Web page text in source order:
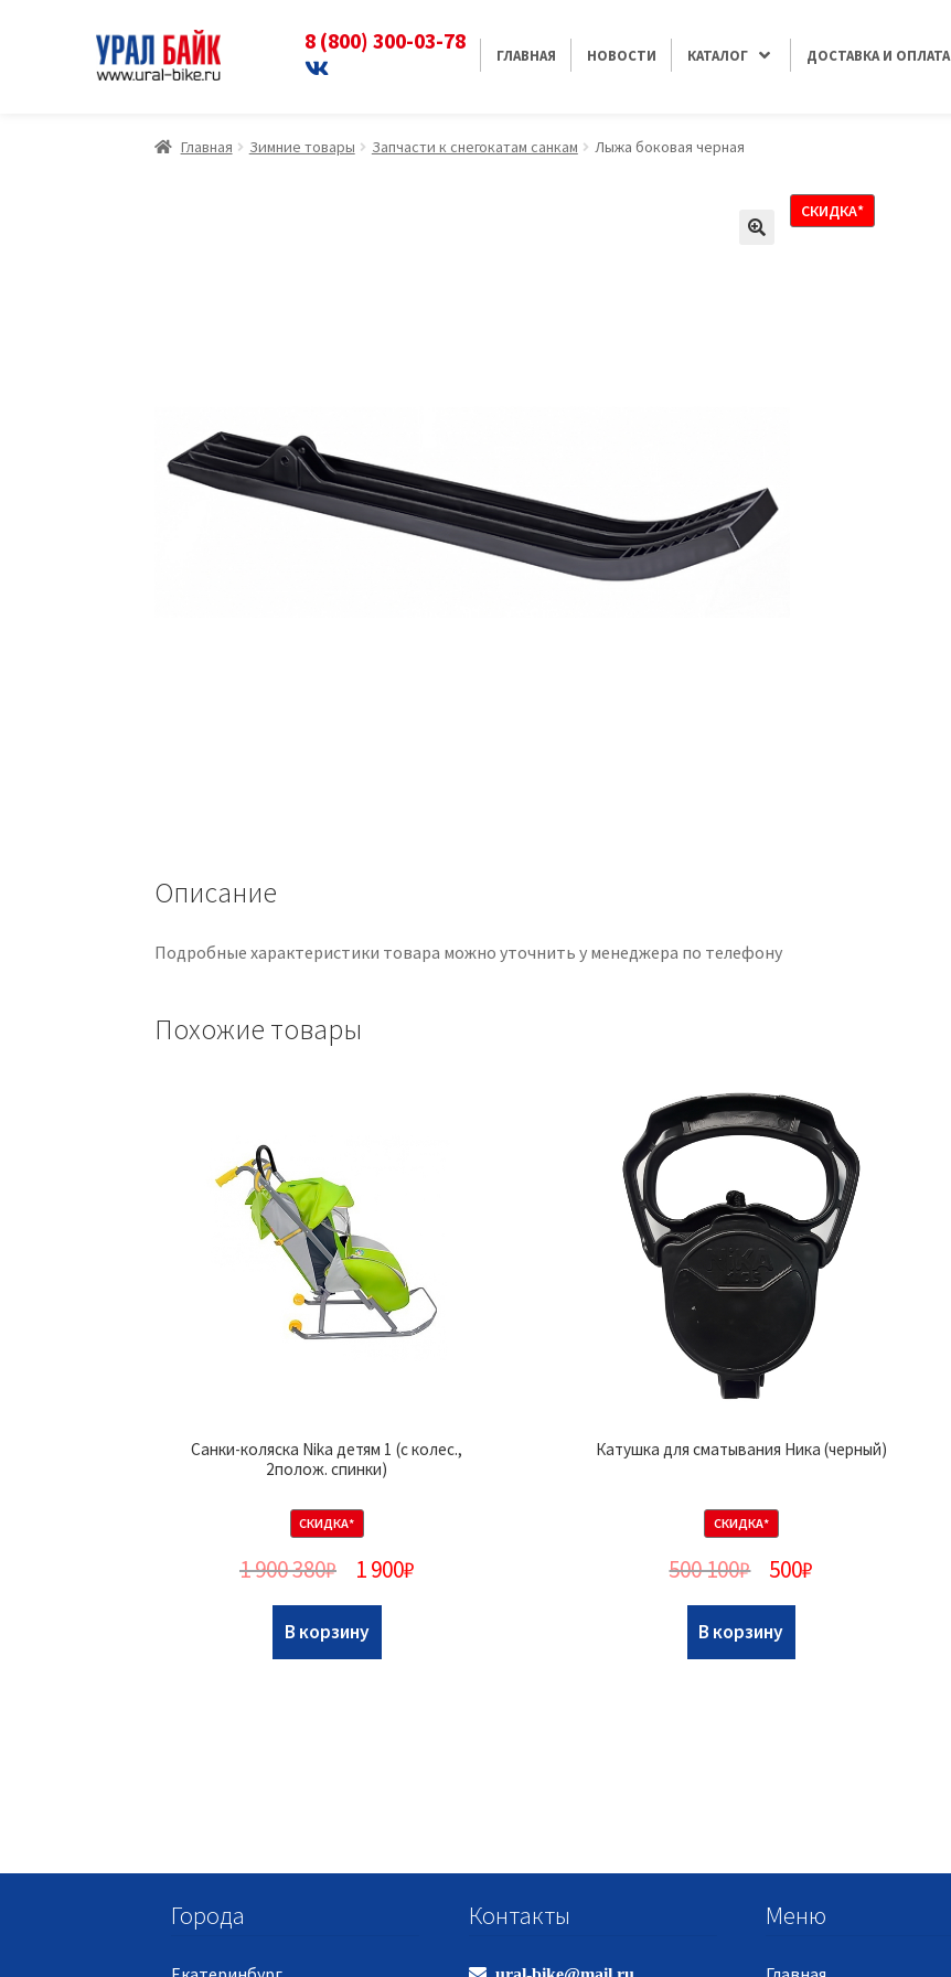
8 (800) 300-03-78
ГЛАВНАЯ НОВОСТИ КАТАЛОГ ДОСТАВКА И ОПЛАТА
Перейти
к
Перейти
к
Главная Зимние товары Запчасти к снегокатам санкам Лыжа боковая черная
СКИДКА*
Описание
Подробные характеристики товара можно уточнить у менеджера по телефону
Похожие товары
Санки-коляска Nika детям 1 (с колес.,
2полож. спинки)
СКИДКА*
1 900 380₽ 1 900₽
В корзину
Катушка для сматывания Ника (черный)
СКИДКА*
500 100₽ 500₽
В корзину
Города Контакты Меню